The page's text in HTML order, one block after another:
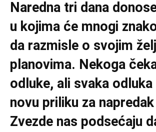
Naredna tri dana
u kojima će mnogi
da razmisle o svojim
planovima. Nekoga
odluke, ali svaka
novu priliku za
Zvezde nas podsećaju